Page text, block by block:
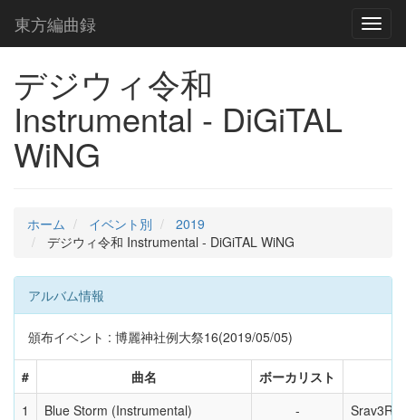
東方編曲録
デジウィ令和
Instrumental - DiGiTAL
WiNG
ホーム イベント別
2019
デジウィ令和 Instrumental - DiGiTAL WiNG
アルバム情報
頒布イベント : 博麗神社例大祭16(2019/05/05)
# 曲名 ボーカリスト
1
Blue Storm (Instrumental) Srav3R